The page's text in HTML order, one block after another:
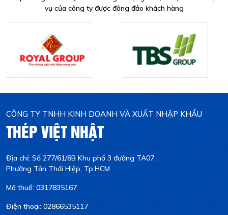
vụ của công ty được đông đảo khách hàng
CÔNG TY TNHH KINH DOANH VÀ XUẤT NHẬP KHẨU
THÉP VIỆT NHẬT
Địa chỉ: Số 277/61/8B Khu phố 3 đường TA07,
Phường Tân Thới Hiệp, Tp.HCM
Mã thuế: 0317835167
Điện thoại: 02866535117